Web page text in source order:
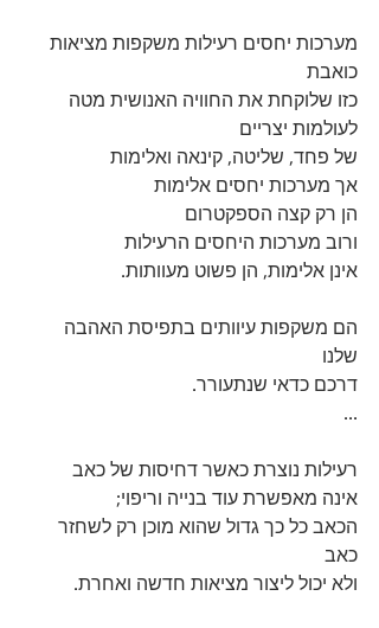
מערכות יחסים רעילות משקפות מציאות
כואבת
כזו שלוקחת את החוויה האנושית מטה
לעולמות יצריים
של פחד, שליטה, קינאה ואלימות
אך מערכות יחסים אלימות
הן רק קצה הספקטרום
ורוב מערכות היחסים הרעילות
אינן אלימות, הן פשוט מעוותות.
הם משקפות עיוותים בתפיסת האהבה
שלנו
דרכם כדאי שנתעורר.
...
רעילות נוצרת כאשר דחיסות של כאב
אינה מאפשרת עוד בנייה וריפוי;
הכאב כל כך גדול שהוא מוכן רק לשחזר
כאב
ולא יכול ליצור מציאות חדשה ואחרת.